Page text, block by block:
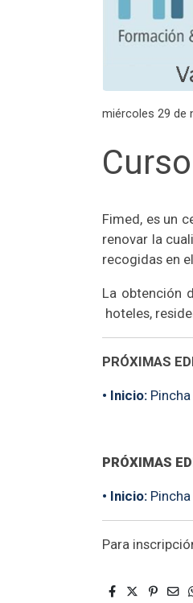
miércoles 29 de
Fimed, es un
renovar la
recogidas en
La obtención
hoteles,
PRÓXIMAS
• Inicio:
PRÓXIMAS
• Inicio:
Para